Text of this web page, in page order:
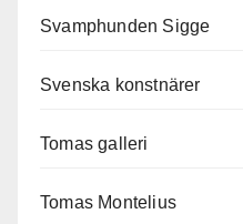
Svamphunden Sigge
Svenska konstnärer
Tomas galleri
Tomas Montelius